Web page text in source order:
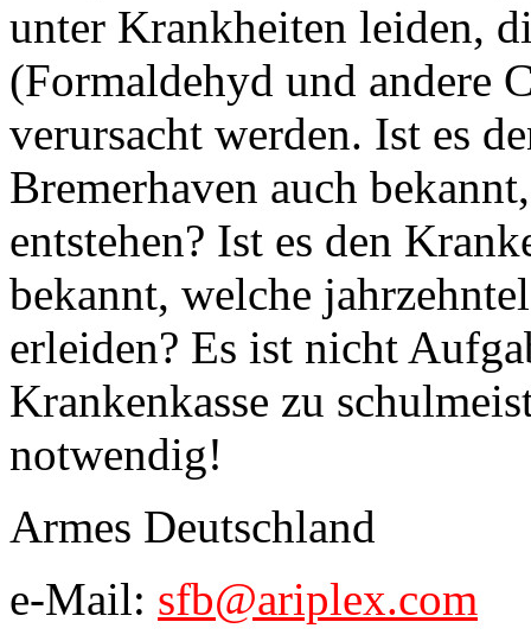
unter Krankheiten leiden,
(Formaldehyd und andere
verursacht werden. Ist es
Bremerhaven auch
entstehen? Ist es den
bekannt, welche
erleiden? Es ist nicht
Krankenkasse zu
notwendig!
Armes Deutschland
e-Mail: sfb@ariplex.com